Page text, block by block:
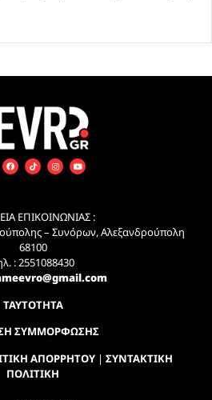
ΕΠΙΚΟΙΝΩΝΙΑΣ :
– Συνόρων, Αλεξανδρούπολη
68100
: 2551088430
ΤΑΥΤΟΤΗΤΑ
ΣΥΜΜΟΡΦΩΣΗΣ
ΑΠΟΡΡΗΤΟΥ| ΣΥΝΤΑΚΤΙΚΗ
ΠΟΛΙΤΙΚΗ